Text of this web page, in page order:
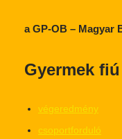
a GP-OB – Magyar
Gyermek fiú
végeredmény
csoportforduló